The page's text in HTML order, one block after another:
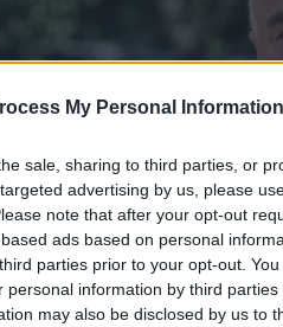
My Personal Information
sale, sharing to third parties, or
advertising by us, please
note that after your opt-out
ads based on personal
parties prior to your opt-out.
information by third parties
may also be disclosed by us to